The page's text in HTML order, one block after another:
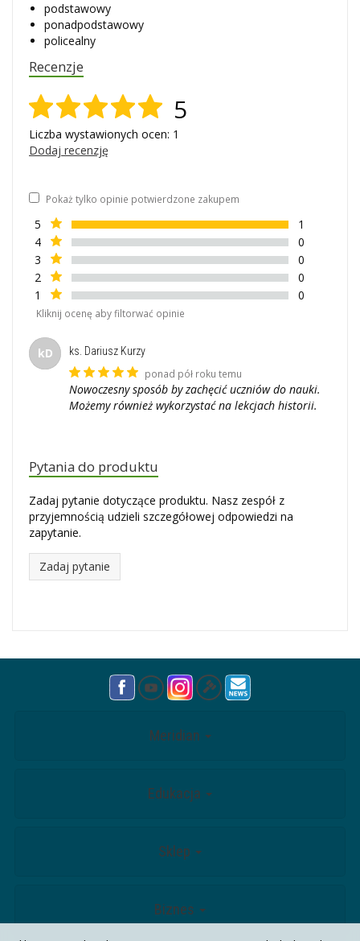
podstawowy
ponadpodstawowy
policealny
Recenzje
5
Liczba wystawionych ocen: 1
Dodaj recenzję
Pokaż tylko opinie potwierdzone zakupem
5
1
4
0
3
0
2
0
1
0
Kliknij ocenę aby filtorwać opinie
kD
ks. Dariusz Kurzy
ponad pół roku temu
Nowoczesny sposób by zachęcić uczniów do nauki.
Możemy również wykorzystać na lekcjach historii.
Pytania do produktu
Zadaj pytanie dotyczące produktu. Nasz zespół z
przyjemnością udzieli szczegółowej odpowiedzi na
zapytanie.
Zadaj pytanie
Meridian
Edukacja
Sklep
Biznes